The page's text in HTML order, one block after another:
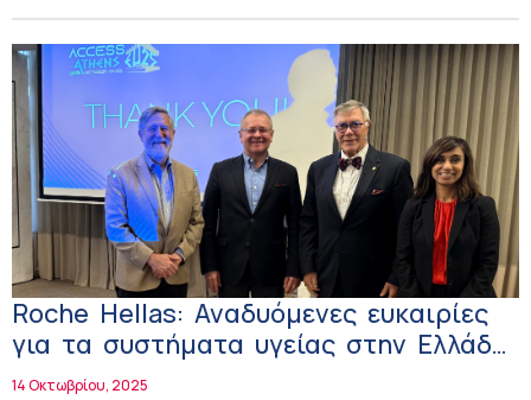
Roche Hellas: Αναδυόμενες ευκαιρίες
για τα συστήματα υγείας στην Ελλάδα
και την Ευρώπη
14 Οκτωβρίου, 2025